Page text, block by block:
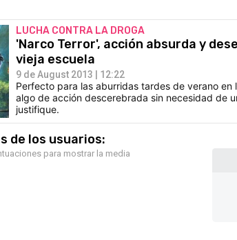
LUCHA CONTRA LA DROGA
'Narco Terror', acción absurda y
vieja escuela
9 de August 2013 | 12:22
Perfecto para las aburridas tardes de verano en
algo de acción descerebrada sin necesidad de
justifique.
de los usuarios:
para mostrar la media